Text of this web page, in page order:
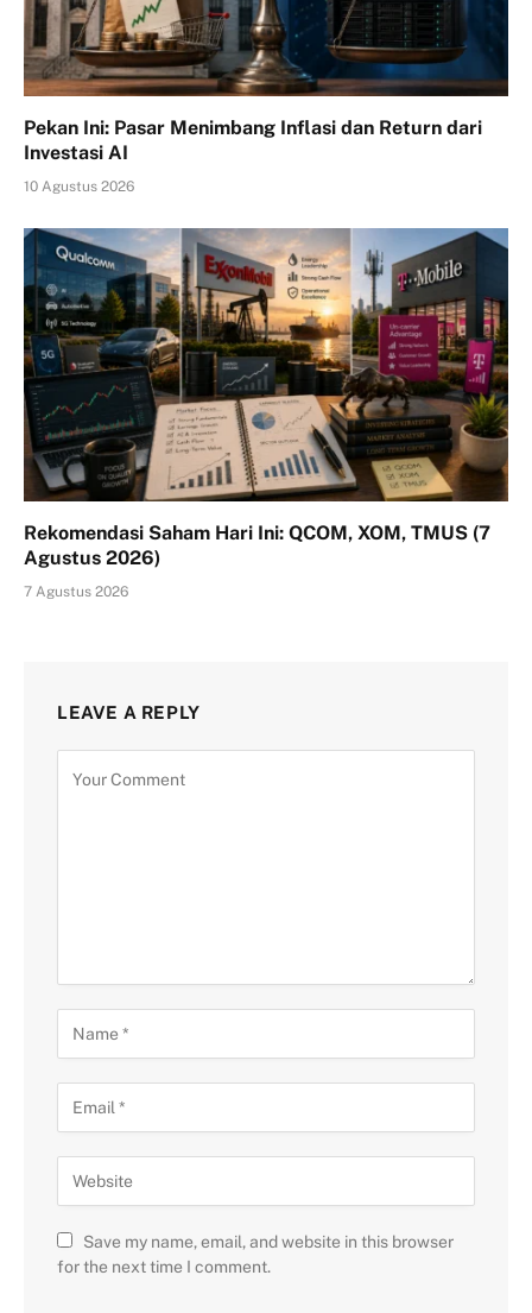
Pekan Ini: Pasar Menimbang Inflasi dan Return dari
Investasi AI
10 Agustus 2026
Rekomendasi Saham Hari Ini: QCOM, XOM, TMUS (7
Agustus 2026)
7 Agustus 2026
LEAVE A REPLY
Save my name, email, and website in this browser
for the next time I comment.